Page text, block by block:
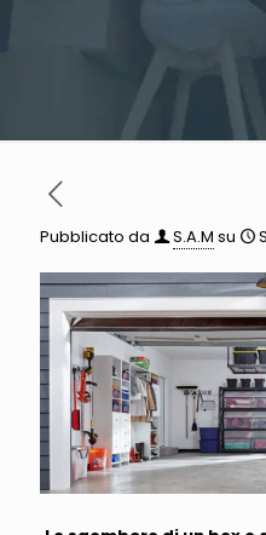
Pubblicato da S.A.M su